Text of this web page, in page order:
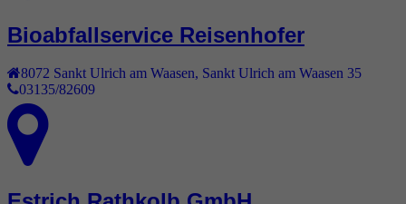
Bioabfallservice Reisenhofer
8072 Sankt Ulrich am Waasen, Sankt Ulrich am Waasen 35
03135/82609